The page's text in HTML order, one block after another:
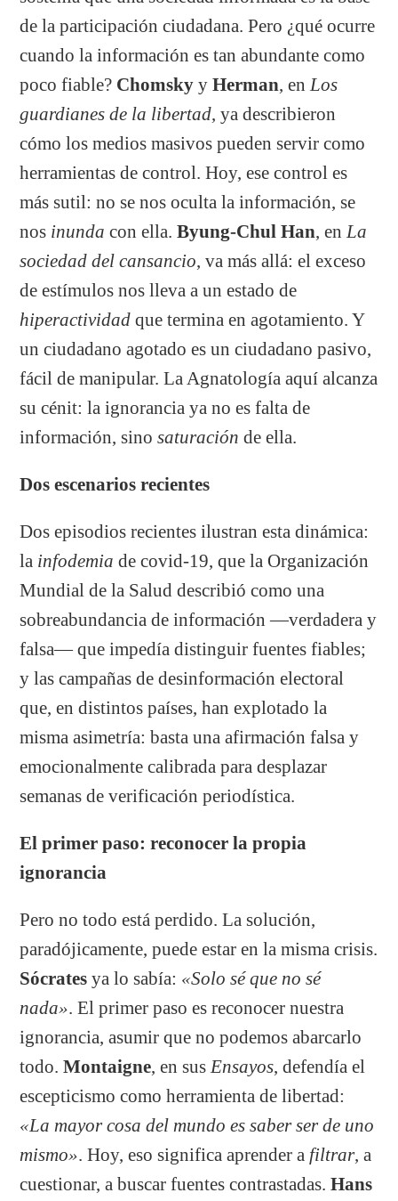
de la participación ciudadana. Pero ¿qué ocurre
cuando la información es tan abundante como
poco fiable? Chomsky yHerman , en Los
guardianes de la libertad , ya describieron
cómo los medios masivos pueden servir como
herramientas de control. Hoy, ese control es
más sutil: no se nos oculta la información, se
nos inunda con ella.Byung-Chul Han , en La
sociedad del cansancio , va más allá: el exceso
de estímulos nos lleva a un estado de
hiperactividad que termina en agotamiento. Y
un ciudadano agotado es un ciudadano pasivo,
fácil de manipular. La Agnatología aquí alcanza
su cénit: la ignorancia ya no es falta de
información, sinosaturación de ella.
Dos escenarios recientes
Dos episodios recientes ilustran esta dinámica:
la infodemia de covid-19, que la Organización
Mundial de la Salud describió como una
sobreabundancia de información —verdadera y
falsa— que impedía distinguir fuentes fiables;
y las campañas de desinformación electoral
que, en distintos países, han explotado la
misma asimetría: basta una afirmación falsa y
emocionalmente calibrada para desplazar
semanas de verificación periodística.
El primer paso: reconocer la propia
ignorancia
Pero no todo está perdido. La solución,
paradójicamente, puede estar en la misma crisis.
Sócrates ya lo sabía: «Solo sé que no sé
nada» . El primer paso es reconocer nuestra
ignorancia, asumir que no podemos abarcarlo
todo.Montaigne , en sus Ensayos , defendía el
escepticismo como herramienta de libertad:
«La mayor cosa del mundo es saber ser de uno
mismo» . Hoy, eso significa aprender a filtrar, a
cuestionar, a buscar fuentes contrastadas.Hans